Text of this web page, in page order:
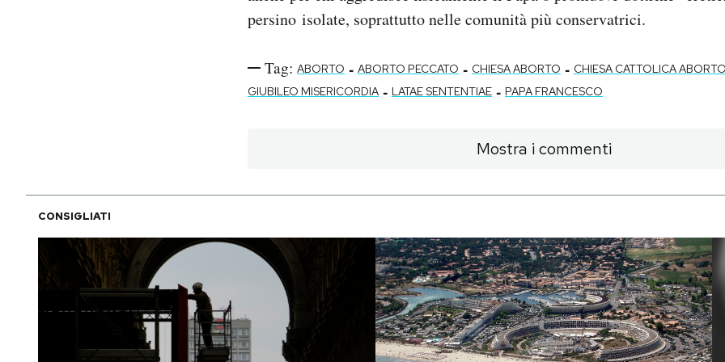
persino isolate, soprattutto nelle comunità più conservatrici.
Tag: ABORTO - ABORTO PECCATO - CHIESA ABORTO - CHIESA CATTOLICA
GIUBILEO MISERICORDIA - LATAE SENTENTIAE - PAPA FRANCESCO
Mostra i commenti
CONSIGLIATI